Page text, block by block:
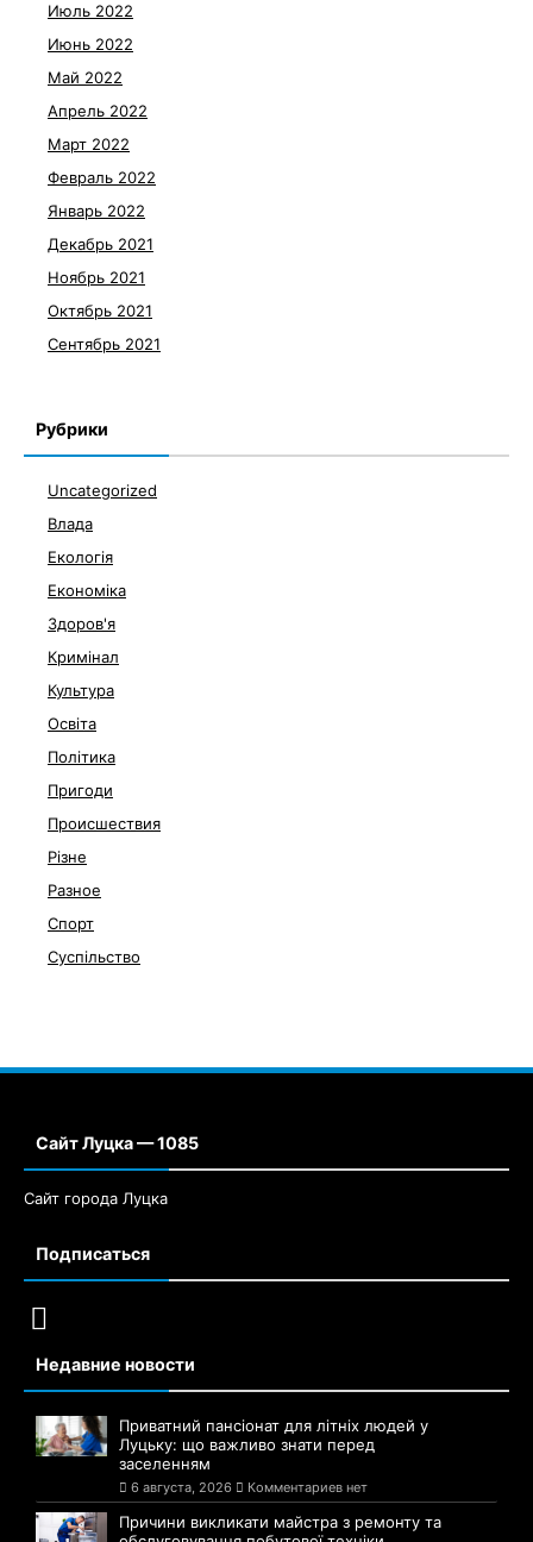
Июль 2022
Июнь 2022
Май 2022
Апрель 2022
Март 2022
Февраль 2022
Январь 2022
Декабрь 2021
Ноябрь 2021
Октябрь 2021
Сентябрь 2021
Рубрики
Uncategorized
Влада
Екологія
Економіка
Здоров'я
Кримінал
Культура
Освіта
Політика
Пригоди
Происшествия
Різне
Разное
Спорт
Суспільство
Сайт Луцка — 1085
Сайт города Луцка
Подписаться
Недавние новости
Приватний пансіонат для літніх людей у
Луцьку: що важливо знати перед
заселенням
6 августа, 2026 Комментариев нет
Причини викликати майстра з ремонту та